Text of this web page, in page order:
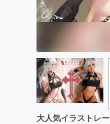
大人気イラストレ